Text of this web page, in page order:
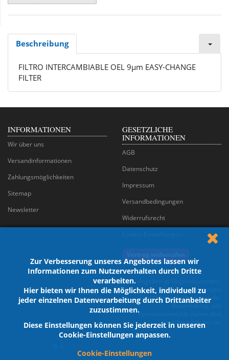
Zur Verbesserung unseres Angebotes lassen wir
Informationen zum Nutzerverhalten durch Dritte
verarbeiten.
Hier bieten wir Ihnen die Möglichkeit, individuell zu
jeder einzelnen Datenverarbeitung durch Drittanbeiter
zuzustimmen.
Diese Einstellungen können Sie jederzeit in unseren
Cookie-Einstellungen anpassen.
Cookie-Einstellungen
Beschreibung
FILTRO INTERCAMBIABLE OEL 9µm EASY-CHANGE
FILTER
INFORMATIONEN
Wir über uns
Versandinformationen
Zahlungsmöglichkeiten
Sitemap
Newsletter
GESETZLICHE
INFORMATIONEN
AGB
Datenschutz
Impressum
Versandbedingungen
Widerrufsrecht
Marken und sonstigen
Bezeichnungen dienen nur der
Beschreibung; alle
Kennzeichenrechte stehen dem
jeweiligen Inhaber zu.